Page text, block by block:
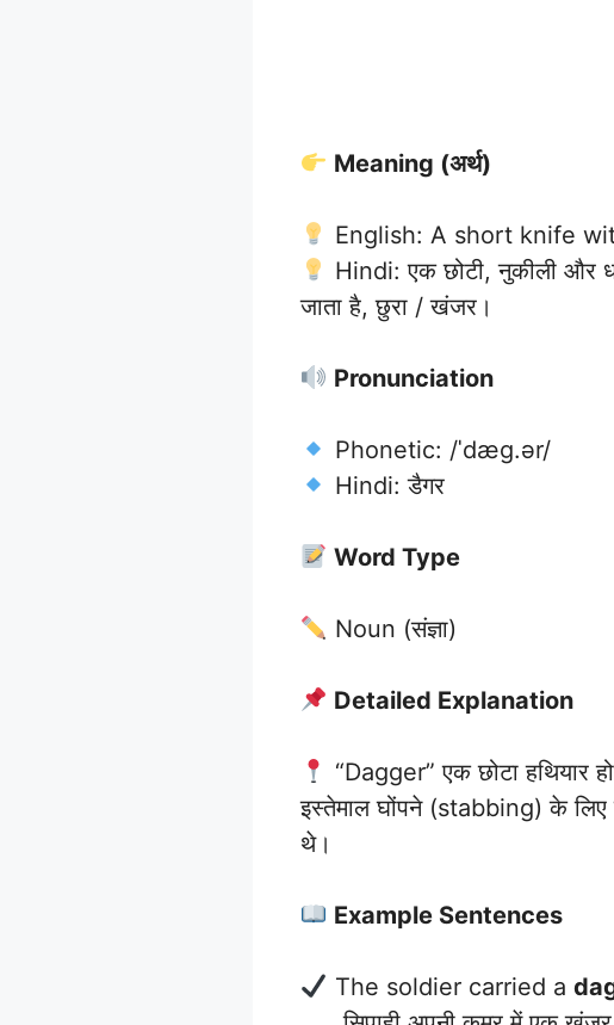
Meaning (अर्थ)
English: A short knife
Hindi: एक छोटी, नुकीली और
जाता है, छुरा / खंजर।
Pronunciation
Phonetic: /ˈdæɡ.ər/
Hindi: डैगर
Word Type
Noun (संज्ञा)
Detailed Explanation
“Dagger” एक छोटा हथियार
इस्तेमाल घोंपने (stabbing) के लिए
थे।
Example Sentences
The soldier carried a